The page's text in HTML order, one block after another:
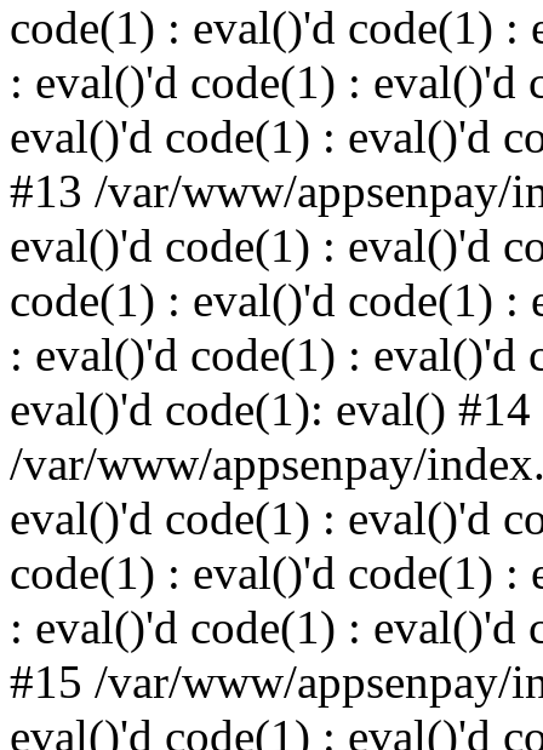
code(1) : eval()'d code(1) :
: eval()'d code(1) : eval()'d
eval()'d code(1) : eval()'d
#13 /var/www/appsenpay/
eval()'d code(1) : eval()'d
code(1) : eval()'d code(1) :
: eval()'d code(1) : eval()'d
eval()'d code(1): eval() #14
/var/www/appsenpay/
eval()'d code(1) : eval()'d
code(1) : eval()'d code(1) :
: eval()'d code(1) : eval()'d
#15 /var/www/appsenpay/
eval()'d code(1) : eval()'d